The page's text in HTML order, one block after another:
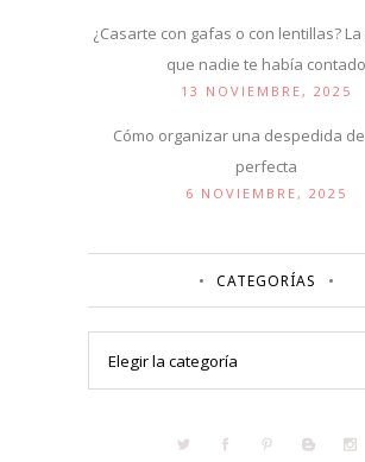
¿Casarte con gafas o con lentillas?
que nadie te había contado
13 NOVIEMBRE, 2025
Cómo organizar una despedida
perfecta
6 NOVIEMBRE, 2025
CATEGORÍAS